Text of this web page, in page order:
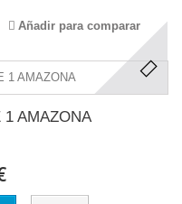
Añadir para comparar
1 AMAZONA